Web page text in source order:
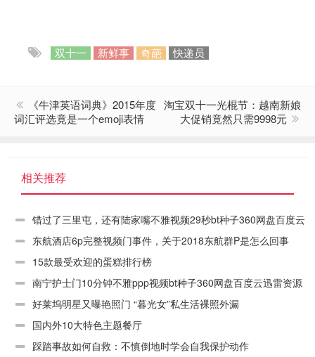
双十一 新鲜事 奇葩 快递员
《牛津英语词典》2015年度
词汇评选竟是一个emoji表情
淘宝双十一光棍节：越南新娘
大促销竟然只需9998元
相关推荐
错过了三里屯，还有陆家嘴不雅视频29秒bt种子360网盘百度云
迅雷资源链接下载
东航酒店6p完整视频门事件，关于2018东航群P是怎么回事
15款最受欢迎的蛋糕排行榜
南宁护士门10分钟不雅ppp视频bt种子360网盘百度云迅雷资源
链接下载
好莱坞明星又曝艳照门 “暮光女”私生活裸照外漏
国内外10大特色主题餐厅
踩踏事故如何自救：不慎倒地时学会自我保护动作